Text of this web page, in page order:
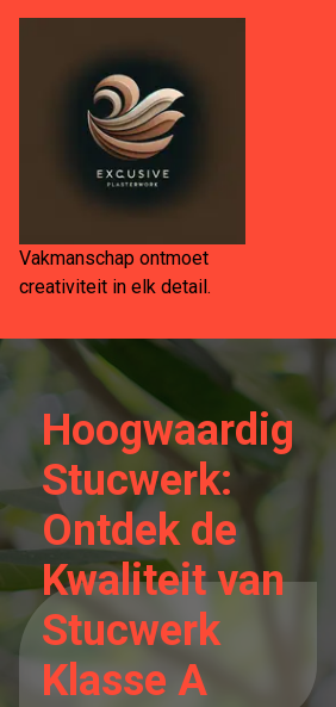
Spring
Vakmanschap ontmoet
creativiteit in elk detail.
Hoogwaardig
Stucwerk:
Ontdek de
Kwaliteit van
Stucwerk
Klasse A